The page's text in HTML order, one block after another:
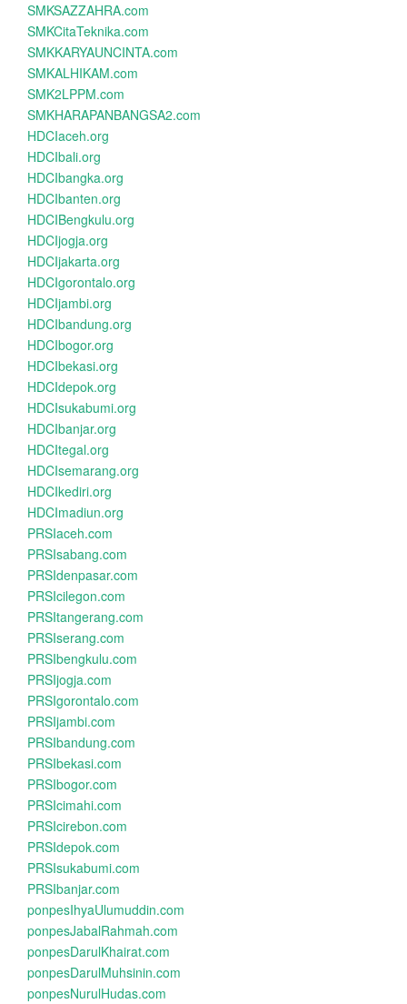
SMKSAZZAHRA.com
SMKCitaTeknika.com
SMKKARYAUNCINTA.com
SMKALHIKAM.com
SMK2LPPM.com
SMKHARAPANBANGSA2.com
HDCIaceh.org
HDCIbali.org
HDCIbangka.org
HDCIbanten.org
HDCIBengkulu.org
HDCIjogja.org
HDCIjakarta.org
HDCIgorontalo.org
HDCIjambi.org
HDCIbandung.org
HDCIbogor.org
HDCIbekasi.org
HDCIdepok.org
HDCIsukabumi.org
HDCIbanjar.org
HDCItegal.org
HDCIsemarang.org
HDCIkediri.org
HDCImadiun.org
PRSIaceh.com
PRSIsabang.com
PRSIdenpasar.com
PRSIcilegon.com
PRSItangerang.com
PRSIserang.com
PRSIbengkulu.com
PRSIjogja.com
PRSIgorontalo.com
PRSIjambi.com
PRSIbandung.com
PRSIbekasi.com
PRSIbogor.com
PRSIcimahi.com
PRSIcirebon.com
PRSIdepok.com
PRSIsukabumi.com
PRSIbanjar.com
ponpesIhyaUlumuddin.com
ponpesJabalRahmah.com
ponpesDarulKhairat.com
ponpesDarulMuhsinin.com
ponpesNurulHudas.com